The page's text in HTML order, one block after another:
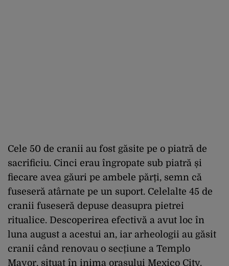
Cele 50 de cranii au fost găsite pe o piatră de
sacrificiu. Cinci erau îngropate sub piatră și
fiecare avea găuri pe ambele părți, semn că
fuseseră atârnate pe un suport. Celelalte 45 de
cranii fuseseră depuse deasupra pietrei
ritualice. Descoperirea efectivă a avut loc în
luna august a acestui an, iar arheologii au găsit
cranii când renovau o secțiune a Templo
Mayor, situat în inima orașului Mexico City.